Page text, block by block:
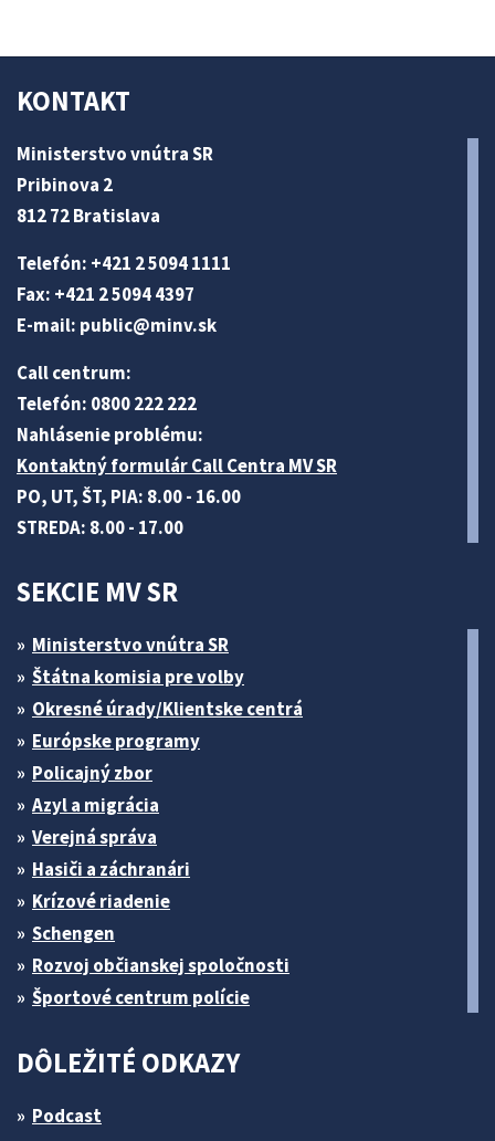
KONTAKT
Ministerstvo vnútra SR
Pribinova 2
812 72 Bratislava
Telefón: +421 2 5094 1111
Fax: +421 2 5094 4397
E-mail: public@minv.sk
Call centrum:
Telefón: 0800 222 222
Nahlásenie problému:
Kontaktný formulár Call Centra MV SR
PO, UT, ŠT, PIA: 8.00 - 16.00
STREDA: 8.00 - 17.00
SEKCIE MV SR
Ministerstvo vnútra SR
Štátna komisia pre volby
Okresné úrady/Klientske centrá
Európske programy
Policajný zbor
Azyl a migrácia
Verejná správa
Hasiči a záchranári
Krízové riadenie
Schengen
Rozvoj občianskej spoločnosti
Športové centrum polície
DÔLEŽITÉ ODKAZY
Podcast